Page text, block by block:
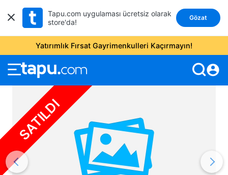
Tapu.com uygulaması ücretsiz olarak
store'da!
Gözat
Yatırımlık Fırsat Gayrimenkulleri Kaçırmayın!
account_circle
SATILDI